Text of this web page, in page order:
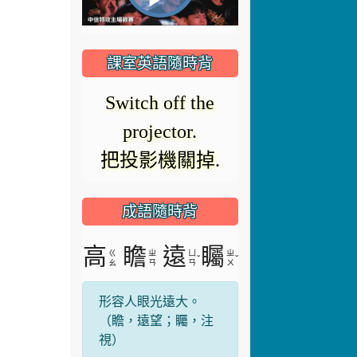
頻
播
放
器
正
在
載
播
放
影
片
課室英語隨時背
It`s time for
class.
上課了.
成語隨時背
高 ㄍ
ㄠ
瞻 ㄓ
ㄢ
遠 ㄩ
ㄢˇ 矚 ㄓ
ㄨˇ
形容人眼光遠大。
（瞻，遠望；矚，注
視）